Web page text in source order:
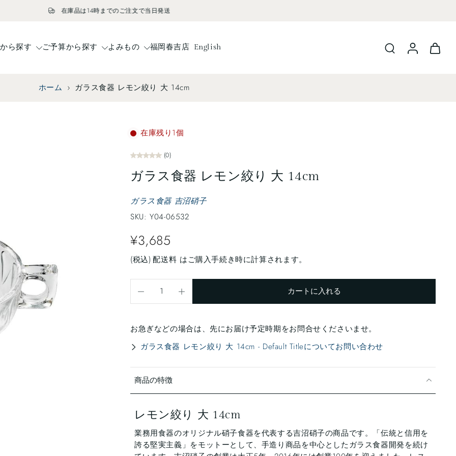
在庫品は14時までのご注文で当日発送
ら探す ご予算から探す よみもの 福岡春吉店 English
ホーム › ガラス食器 レモン絞り 大 14cm
在庫残り1個
(0)
ガラス食器 レモン絞り 大 14cm
ガラス食器 吉沼硝子
SKU: Y04-06532
¥3,685
(税込) 配送料 はご購入手続き時に計算されます。
カートに入れる
お急ぎなどの場合は、先にお届け予定時期をお問合せくださいませ。
ガラス食器 レモン絞り 大 14cm - Default Titleについてお問い合わせ
商品の特徴
レモン絞り 大 14cm
業務用食器のオリジナル硝子食器を代表する吉沼硝子の商品です。「伝統と信用を
誇る堅実主義」をモットーとして、手造り商品を中心としたガラス食器開発を続け